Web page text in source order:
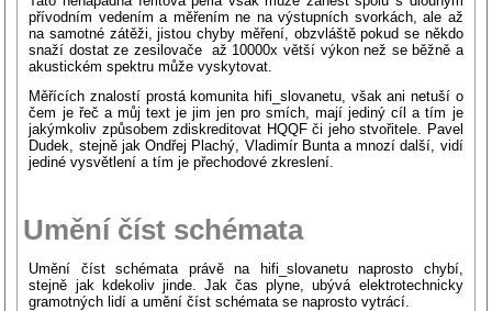
přívodním vedením a měřením ne na výstupních svorkách, ale až
na samotné zátěži, jistou chyby měření, obzvláště pokud se někdo
snaží dostat ze zesilovače až 10000x větší výkon než se běžně a
akustickém spektru může vyskytovat.
Měřících znalostí prostá komunita hifi_slovanetu, však ani netuší o
čem je řeč a můj text je jim jen pro smích, mají jediný cíl a tím je
jakýmkoliv způsobem zdiskreditovat HQQF či jeho stvořitele. Pavel
Dudek, stejně jak Ondřej Plachý, Vladimír Bunta a mnozí další, vidí
jediné vysvětlení a tím je přechodové zkreslení.
Umění číst schémata
Umění číst schémata právě na hifi_slovanetu naprosto chybí,
stejně jak kdekoliv jinde. Jak čas plyne, ubývá elektrotechnicky
gramotných lidí a umění číst schémata se naprosto vytrácí.